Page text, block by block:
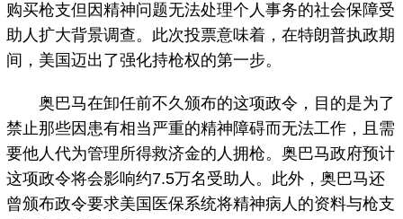
购买枪支但因精神问题无法处理个人事务的社会保障受
助人扩大背景调查。此次投票意味着，在特朗普执政期
间，美国迈出了强化持枪权的第一步。
奥巴马在卸任前不久颁布的这项政令，目的是为了
禁止那些因患有相当严重的精神障碍而无法工作，且需
要他人代为管理所得救济金的人拥枪。奥巴马政府预计
这项政令将会影响约7.5万名受助人。此外，奥巴马还
曾颁布政令要求美国医保系统将精神病人的资料与枪支